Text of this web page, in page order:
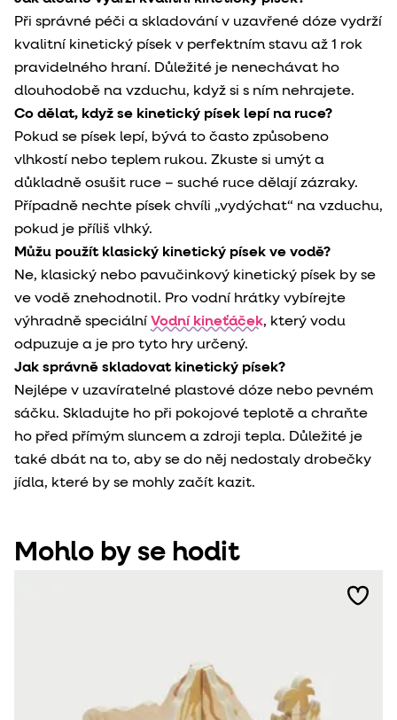
Při správné péči a skladování v uzavřené dóze vydrží
kvalitní kinetický písek v perfektním stavu až 1 rok
pravidelného hraní. Důležité je nenechávat ho
dlouhodobě na vzduchu, když si s ním nehrajete.
Co dělat, když se kinetický písek lepí na ruce?
Pokud se písek lepí, bývá to často způsobeno
vlhkostí nebo teplem rukou. Zkuste si umýt a
důkladně osušit ruce – suché ruce dělají zázraky.
Případně nechte písek chvíli „vydýchat“ na vzduchu,
pokud je příliš vlhký.
Můžu použít klasický kinetický písek ve vodě?
Ne, klasický nebo pavučinkový kinetický písek by se
ve vodě znehodnotil. Pro vodní hrátky vybírejte
výhradně speciální Vodní kineťáček, který vodu
odpuzuje a je pro tyto hry určený.
Jak správně skladovat kinetický písek?
Nejlépe v uzavíratelné plastové dóze nebo pevném
sáčku. Skladujte ho při pokojové teplotě a chraňte
ho před přímým sluncem a zdroji tepla. Důležité je
také dbát na to, aby se do něj nedostaly drobečky
jídla, které by se mohly začít kazit.
Mohlo by se hodit